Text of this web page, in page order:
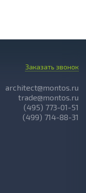
Заказать звонок
architect@montos.ru
trade@montos.ru
(495) 773-01-51
(499) 714-88-31